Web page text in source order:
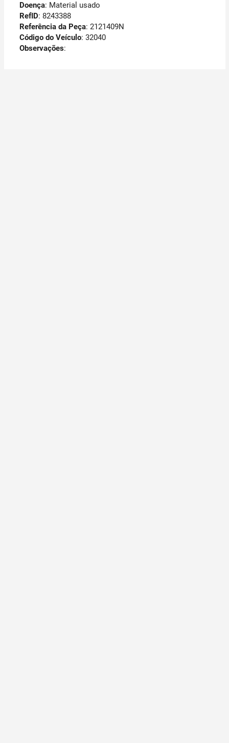
Doença: Material usado
RefID: 8243388
Referência da Peça: 2121409N
Código do Veículo: 32040
Observações: